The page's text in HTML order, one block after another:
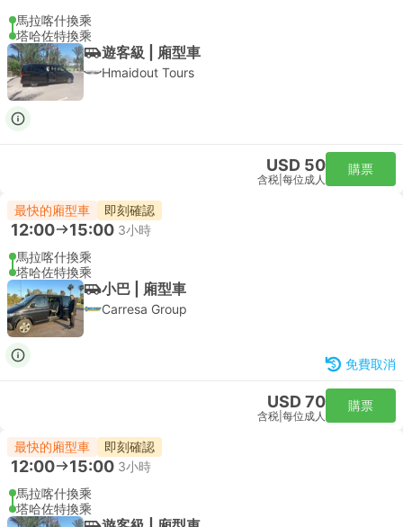
馬拉喀什換乘
塔哈佐特換乘
遊客級 | 廂型車
Hmaidout Tours
USD 50
含税 每位成人
購票
最快的廂型車 即刻確認
12:00 15:00 3小時
馬拉喀什換乘
塔哈佐特換乘
小巴 | 廂型車
Carresa Group
免費取消
USD 70
含税 每位成人
購票
最快的廂型車 即刻確認
12:00 15:00 3小時
馬拉喀什換乘
塔哈佐特換乘